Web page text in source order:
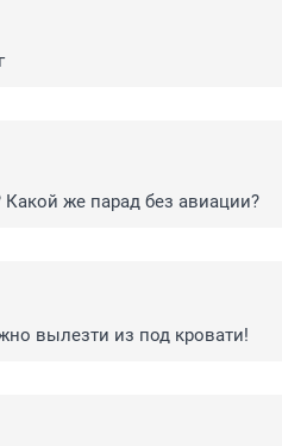
Какой же парад без авиации?
вылезти из под кровати!